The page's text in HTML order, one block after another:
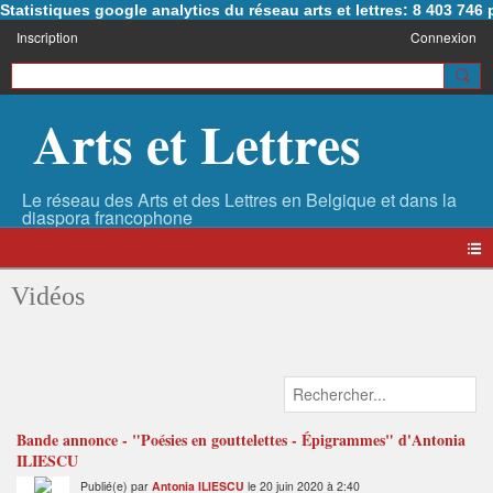
Statistiques google analytics du réseau arts et lettres: 8 403 746
Inscription Connexion
Arts et Lettres
Vidéos
Bande annonce - "Poésies en gouttelettes - Épigrammes" d'Antonia
ILIESCU
Publié(e) par Antonia ILIESCU le 20 juin 2020 à 2:40